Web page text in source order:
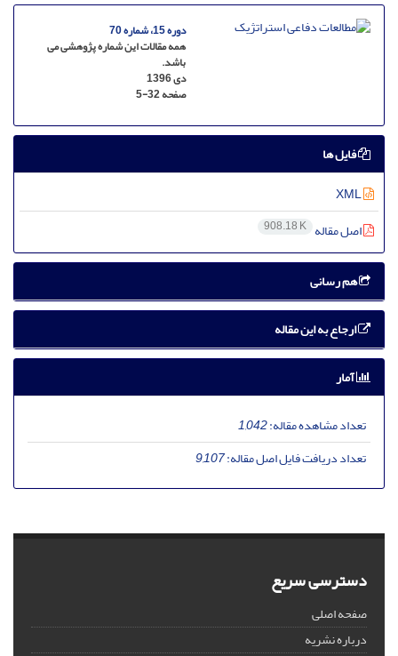
دوره 15، شماره 70
همه مقالات این شماره پژوهشی می
باشد.
دی 1396
صفحه5-32
فایل ها
اصل مقاله 908.18 K
هم رسانی
ارجاع به این مقاله
آمار
تعداد مشاهده مقاله:1,042
تعداد دریافت فایل اصل مقاله:9,107
دسترسی سریع
صفحه اصلی
درباره نشریه